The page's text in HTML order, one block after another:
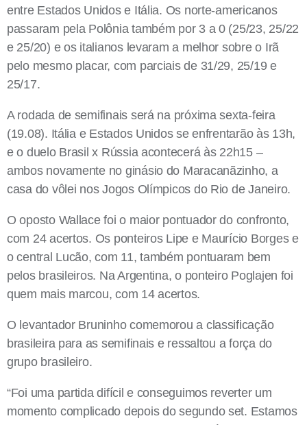
entre Estados Unidos e Itália. Os norte-americanos
passaram pela Polônia também por 3 a 0 (25/23, 25/22
e 25/20) e os italianos levaram a melhor sobre o Irã
pelo mesmo placar, com parciais de 31/29, 25/19 e
25/17.
A rodada de semifinais será na próxima sexta-feira
(19.08). Itália e Estados Unidos se enfrentarão às 13h,
e o duelo Brasil x Rússia acontecerá às 22h15 –
ambos novamente no ginásio do Maracanãzinho, a
casa do vôlei nos Jogos Olímpicos do Rio de Janeiro.
O oposto Wallace foi o maior pontuador do confronto,
com 24 acertos. Os ponteiros Lipe e Maurício Borges e
o central Lucão, com 11, também pontuaram bem
pelos brasileiros. Na Argentina, o ponteiro Poglajen foi
quem mais marcou, com 14 acertos.
O levantador Bruninho comemorou a classificação
brasileira para as semifinais e ressaltou a força do
grupo brasileiro.
“Foi uma partida difícil e conseguimos reverter um
momento complicado depois do segundo set. Estamos